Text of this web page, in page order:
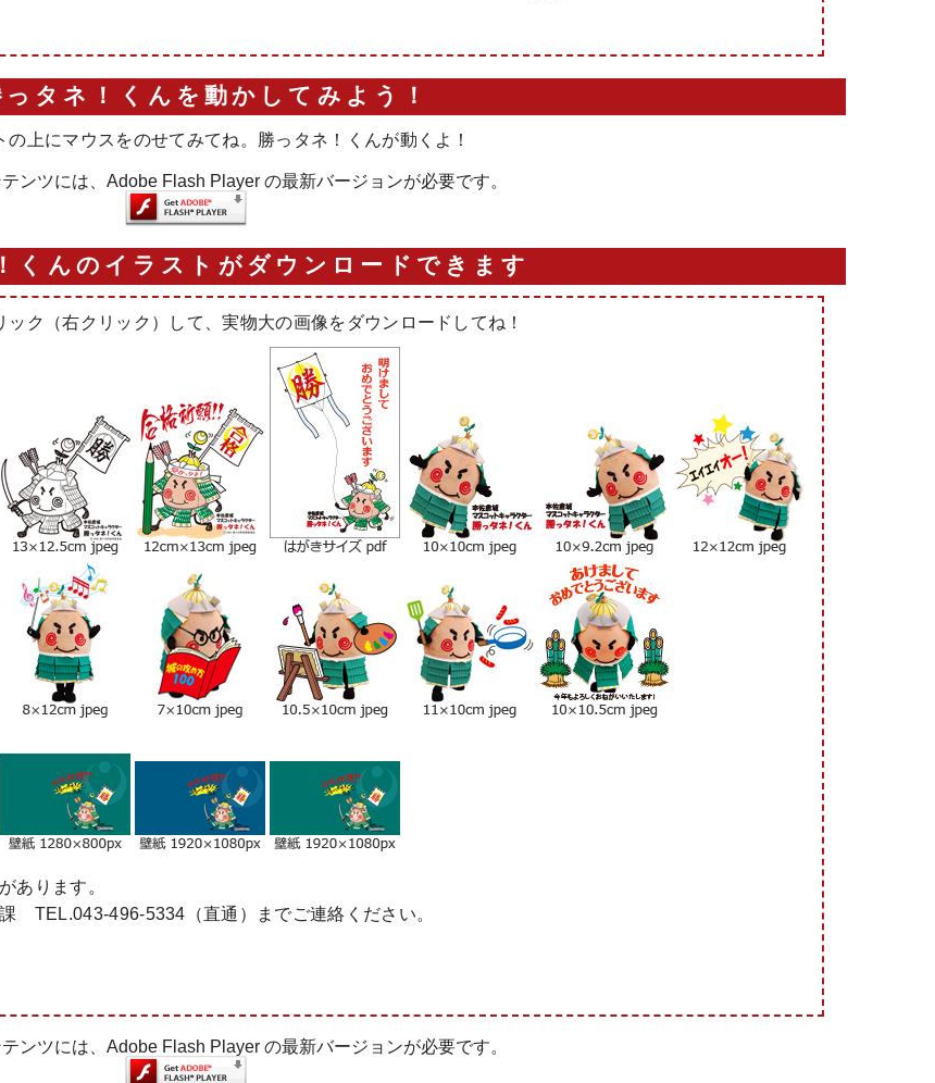
っタネ！くんを動かしてみよう！
の上にマウスをのせてみてね。勝っタネ！くんが動くよ！
ンツには、Adobe Flash Player の最新バージョンが必要です。
くんのイラストがダウンロードできます
ック（右クリック）して、実物大の画像をダウンロードしてね！
あります。
TEL.043-496-5334（直通）までご連絡ください。
ンツには、Adobe Flash Player の最新バージョンが必要です。